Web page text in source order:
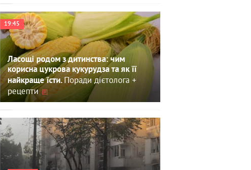
19:45
Ласощі родом з дитинства: чим
корисна цукрова кукурудза та як її
найкраще їсти.Поради дієтолога +
рецепти